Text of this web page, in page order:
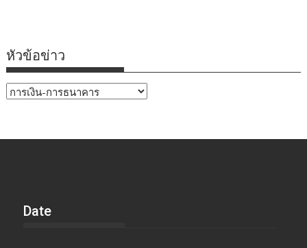
หัวข้อข่าว
หัวข้อ
Date